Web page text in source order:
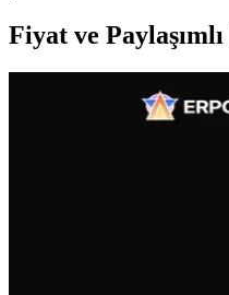
Fiyat ve